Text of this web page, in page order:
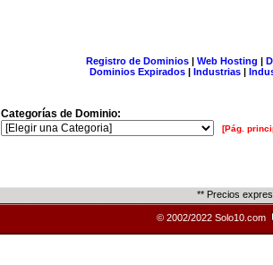
Registro de Dominios| Web Hosting |
Dominios Expirados | Industrias |
Categorías de Dominio:
[Pág.
** Precios
© 2002/2022 Solo10.com